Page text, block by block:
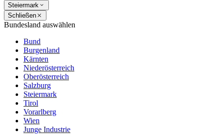
Steiermark
Schließen
Bundesland auswählen
Bund
Burgenland
Kärnten
Niederösterreich
Oberösterreich
Salzburg
Steiermark
Tirol
Vorarlberg
Wien
Junge Industrie